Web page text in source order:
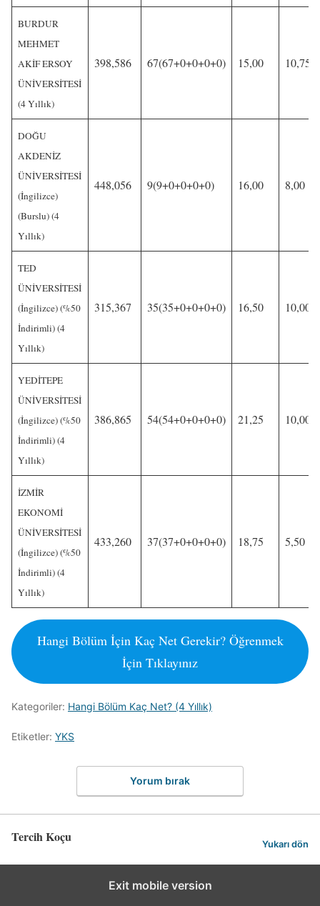
BURDUR
MEHMET
AKİF ERSOY
ÜNİVERSİTESİ
(4 Yıllık)
398,586 67(67+0+0+0+0) 15,00 10,75
DOĞU
AKDENİZ
ÜNİVERSİTESİ
(İngilizce)
(Burslu) (4
Yıllık)
448,056 9(9+0+0+0+0) 16,00 8,00
TED
ÜNİVERSİTESİ
(İngilizce) (%50
İndirimli) (4
Yıllık)
315,367 35(35+0+0+0+0) 16,50 10,00
YEDİTEPE
ÜNİVERSİTESİ
(İngilizce) (%50
İndirimli) (4
Yıllık)
386,865 54(54+0+0+0+0) 21,25 10,00
İZMİR
EKONOMİ
ÜNİVERSİTESİ
(İngilizce) (%50
İndirimli) (4
Yıllık)
433,260 37(37+0+0+0+0) 18,75 5,50
Hangi Bölüm İçin Kaç Net Gerekir? Öğrenmek
İçin Tıklayınız
Kategoriler: Hangi Bölüm Kaç Net? (4 Yıllık)
Etiketler: YKS
Yorum bırak
Tercih Koçu Yukarı dön
Exit mobile version